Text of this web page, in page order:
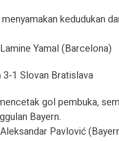
kedudukan
Yamal (Barcelona)
3-1 Slovan Bratislava
gol pembuka,
Bayern.
Pavlović